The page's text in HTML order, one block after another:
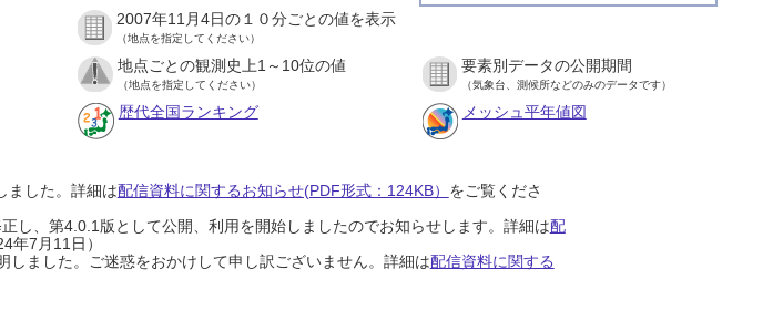
2007年11月4日の１０分ごとの値を表示
（地点を指定してください）
地点ごとの観測史上1～10位の値
（地点を指定してください）
要素別データの公開期間
（気象台、測候所などのみのデータです）
歴代全国ランキング メッシュ平年値図
ました。詳細は配信資料に関するお知らせ(PDF形式：124KB） をご覧くださ
し、第4.0.1版として公開、利用を開始しましたのでお知らせします。詳細は配
年7月11日）
ました。ご迷惑をおかけして申し訳ございません。詳細は配信資料に関する